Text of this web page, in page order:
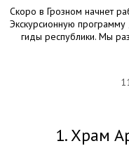
Скоро в Грозном начнет
Экскурсионную программу
гиды республики. Мы
1. Храм